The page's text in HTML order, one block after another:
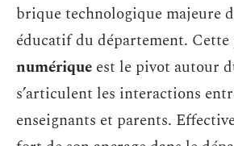
brique technologique majeure
éducatif du département. Cette
numérique est le pivot autour
s’articulent les interactions
enseignants et parents.